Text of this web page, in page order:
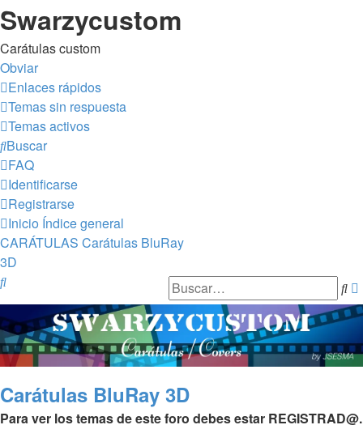
Swarzycustom
Carátulas custom
Obviar
Enlaces rápidos
Temas sin respuesta
Temas activos
Buscar
FAQ
Identificarse
Registrarse
Inicio Índice general
CARÁTULAS Carátulas BluRay
3D
Buscar
Carátulas BluRay 3D
Para ver los temas de este foro debes estar REGISTRAD@.